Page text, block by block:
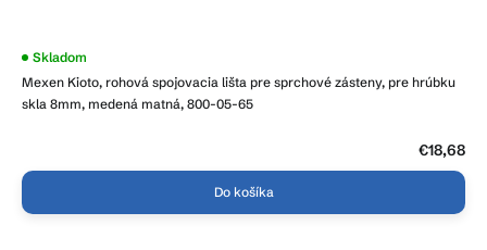
Mexen Kioto, rohová spojovacia lišta pre sprchové zásteny, pre hrúbku
skla 8mm, medená matná, 800-05-65
Skladom
€18,68
Do košíka